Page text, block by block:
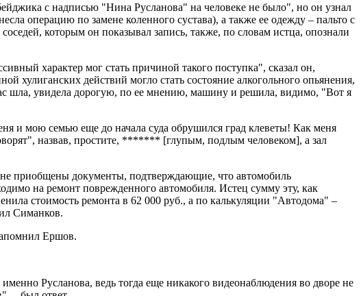
с надписью "Нина Русланова" на человеке не было", но он узнал
операцию по замене коленного сустава), а также ее одежду – пальто с
которым он показывал запись, также, по словам истца, опознали
характер мог стать причиной такого поступка", сказал он,
хулиганских действий могло стать состояние алкогольного опьянения,
шла, увидела дорогую, по ее мнению, машину и решила, видимо, "Вот я
и мою семью еще до начала суда обрушился град клеветы! Как меня
назвав, простите, ******* [глупым, подлым человеком], а зал
не приобщены документы, подтверждающие, что автомобиль
на ремонт поврежденного автомобиля. Истец сумму эту, как
стоимость ремонта в 62 000 руб., а по калькуляции "Автодома" –
Симанков.
Ершов.
Русланова, ведь тогда еще никакого видеонаблюдения во дворе не